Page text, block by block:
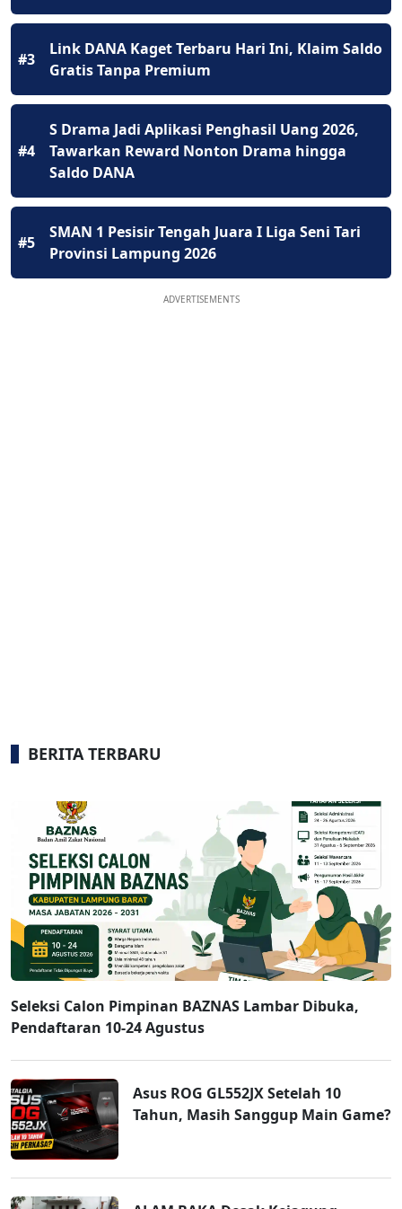
#3
Link DANA Kaget Terbaru Hari Ini, Klaim Saldo
Gratis Tanpa Premium
#4
S Drama Jadi Aplikasi Penghasil Uang 2026,
Tawarkan Reward Nonton Drama hingga
Saldo DANA
#5
SMAN 1 Pesisir Tengah Juara I Liga Seni Tari
Provinsi Lampung 2026
ADVERTISEMENTS
BERITA TERBARU
Seleksi Calon Pimpinan BAZNAS Lambar Dibuka,
Pendaftaran 10-24 Agustus
Asus ROG GL552JX Setelah 10
Tahun, Masih Sanggup Main Game?